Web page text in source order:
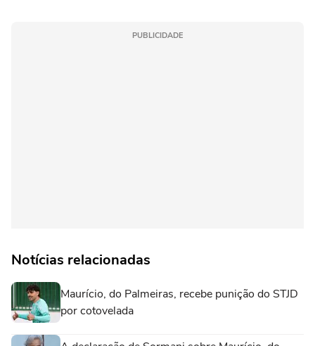
PUBLICIDADE
Notícias relacionadas
Maurício, do Palmeiras, recebe punição do STJD
por cotovelada